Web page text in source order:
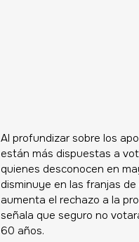
Al profundizar sobre los
están más dispuestas a
quienes desconocen en
disminuye en las franjas
aumenta el rechazo a la
señala que seguro no
60 años.